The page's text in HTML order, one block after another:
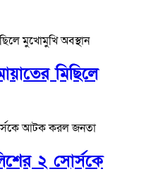
মিছিলে
২ সোর্সকে